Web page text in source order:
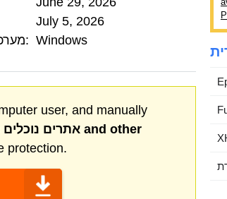
July 5, 2026
מערכת הפעלה מושפעת: Windows
user, and manually
אתרים נוכלים and other
protection.